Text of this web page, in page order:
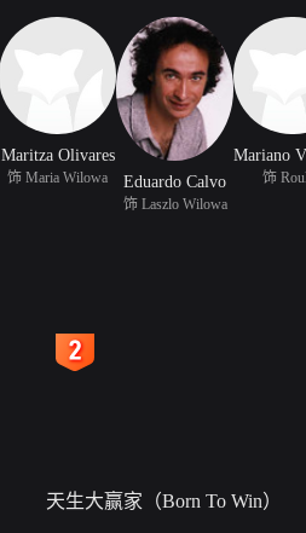
Maritza Olivares
饰 Maria Wilowa Eduardo Calvo
饰 Laszlo Wilowa
饰
天生大赢家（Born To Win）